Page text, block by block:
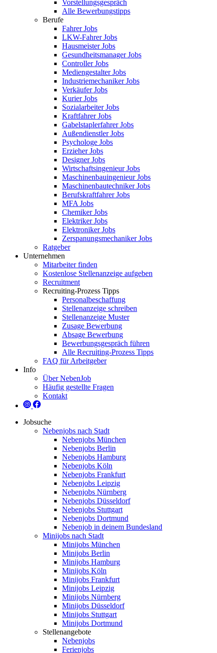
Vorstellungsgespräch
Alle Bewerbungstipps
Berufe
Fahrer Jobs
LKW-Fahrer Jobs
Hausmeister Jobs
Gesundheitsmanager Jobs
Controller Jobs
Mediengestalter Jobs
Industriemechaniker Jobs
Verkäufer Jobs
Kurier Jobs
Sozialarbeiter Jobs
Kraftfahrer Jobs
Gabelstaplerfahrer Jobs
Außendienstler Jobs
Psychologe Jobs
Erzieher Jobs
Designer Jobs
Wirtschaftsingenieur Jobs
Maschinenbauingenieur Jobs
Maschinenbautechniker Jobs
Berufskraftfahrer Jobs
MFA Jobs
Chemiker Jobs
Elektriker Jobs
Elektroniker Jobs
Zerspanungsmechaniker Jobs
Ratgeber
Unternehmen
Mitarbeiter finden
Kostenlose Stellenanzeige aufgeben
Recruitment
Recruiting-Prozess Tipps
Personalbeschaffung
Stellenanzeige schreiben
Stellenanzeige Muster
Zusage Bewerbung
Absage Bewerbung
Bewerbungsgespräch führen
Alle Recruiting-Prozess Tipps
FAQ für Arbeitgeber
Info
Über NebenJob
Häufig gestellte Fragen
Kontakt
Jobsuche
Nebenjobs nach Stadt
Nebenjobs München
Nebenjobs Berlin
Nebenjobs Hamburg
Nebenjobs Köln
Nebenjobs Frankfurt
Nebenjobs Leipzig
Nebenjobs Nürnberg
Nebenjobs Düsseldorf
Nebenjobs Stuttgart
Nebenjobs Dortmund
Nebenjob in deinem Bundesland
Minijobs nach Stadt
Minijobs München
Minijobs Berlin
Minijobs Hamburg
Minijobs Köln
Minijobs Frankfurt
Minijobs Leipzig
Minijobs Nürnberg
Minijobs Düsseldorf
Minijobs Stuttgart
Minijobs Dortmund
Stellenangebote
Nebenjobs
Ferienjobs